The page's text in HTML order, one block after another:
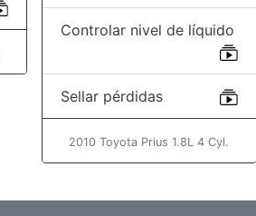
Controlar nivel de líquido
Sellar pérdidas
2010 Toyota Prius 1.8L 4 Cyl.